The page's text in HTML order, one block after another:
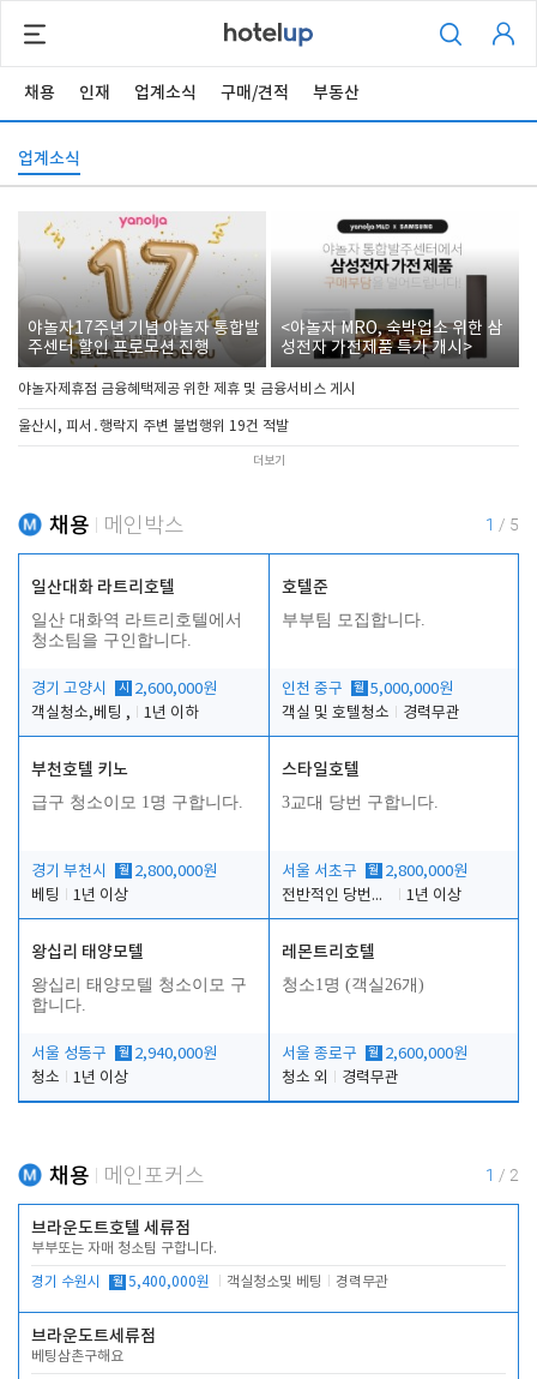
채용 인재 업계소식 구매/견적 부동산
업계소식
야놀자17주년 기념 야놀자 통합발
주센터 할인 프로모션 진행
<야놀자 MRO, 숙박업소 위한 삼
성전자 가전제품 특가 개시>
야놀자제휴점 금융혜택제공 위한 제휴 및 금융서비스 게시
울산시, 피서․행락지 주변 불법행위 19건 적발
더보기
채용 메인박스 1 / 5
일산대화 라트리호텔
일산 대화역 라트리호텔에서
청소팀을 구인합니다.
경기 고양시 시
2,600,000원
객실청소,베팅 ,
1년 이하
호텔준
부부팀 모집합니다.
인천 중구 월 5,000,000원
객실 및 호텔청소
경력무관
부천호텔 키노
급구 청소이모 1명 구합니다.
경기 부천시 월 2,800,000원
베팅
1년 이상
스타일호텔
3교대 당번 구합니다.
서울 서초구 월 2,800,000원
전반적인 당번업무
1년 이상
왕십리 태양모텔
왕십리 태양모텔 청소이모 구
합니다.
서울 성동구 월 2,940,000원
청소
1년 이상
레몬트리호텔
청소1명 (객실26개)
서울 종로구 월 2,600,000원
청소 외
경력무관
채용 메인포커스 1 / 2
브라운도트호텔 세류점
부부또는 자매 청소팀 구합니다.
경기 수원시 월 5,400,000원 객실청소및 베팅 경력무관
브라운도트세류점
베팅삼촌구해요